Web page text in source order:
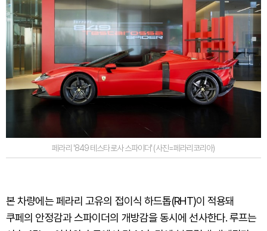
페라리 '849 테스타로사 스파이더' (사진=페라리코리아)
본 차량에는 페라리 고유의 접이식 하드톱(RHT)이 적용돼
쿠페의 안정감과 스파이더의 개방감을 동시에 선사한다. 루프는